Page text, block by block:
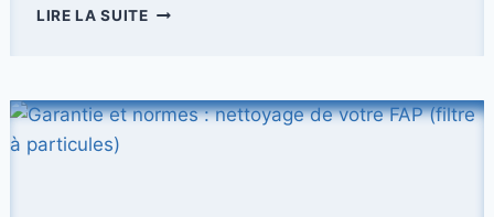
LIRE LA SUITEQU’EST-
AUTO
?